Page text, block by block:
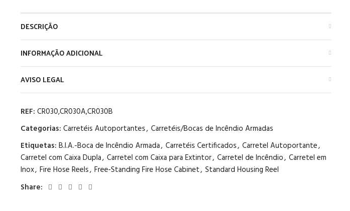
DESCRIÇÃO
INFORMAÇÃO ADICIONAL
AVISO LEGAL
REF: CR030,CR030A,CR030B
Categorias: Carretéis Autoportantes, Carretéis/Bocas de Incêndio Armadas
Etiquetas: B.I.A.-Boca de Incêndio Armada, Carretéis Certificados, Carretel Autoportante,
Carretel com Caixa Dupla, Carretel com Caixa para Extintor, Carretel de Incêndio, Carretel em
Inox, Fire Hose Reels, Free‑Standing Fire Hose Cabinet, Standard Housing Reel
Share: